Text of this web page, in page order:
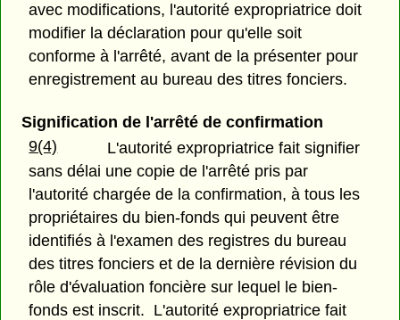
avec modifications, l'autorité expropriatrice doit
modifier la déclaration pour qu'elle soit
conforme à l'arrêté, avant de la présenter pour
enregistrement au bureau des titres fonciers.
Signification de l'arrêté de confirmation
9(4)
L'autorité expropriatrice fait signifier
sans délai une copie de l'arrêté pris par
l'autorité chargée de la confirmation, à tous les
propriétaires du bien-fonds qui peuvent être
identifiés à l'examen des registres du bureau
des titres fonciers et de la dernière révision du
rôle d'évaluation foncière sur lequel le bien-
fonds est inscrit. L'autorité expropriatrice fait